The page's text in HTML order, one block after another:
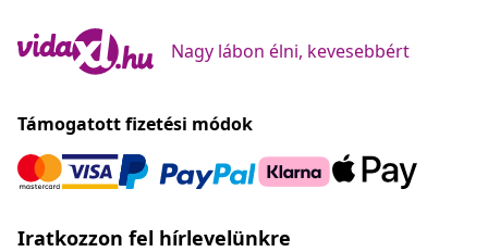
Nagy lábon élni, kevesebbért
Támogatott fizetési módok
Iratkozzon fel hírlevelünkre